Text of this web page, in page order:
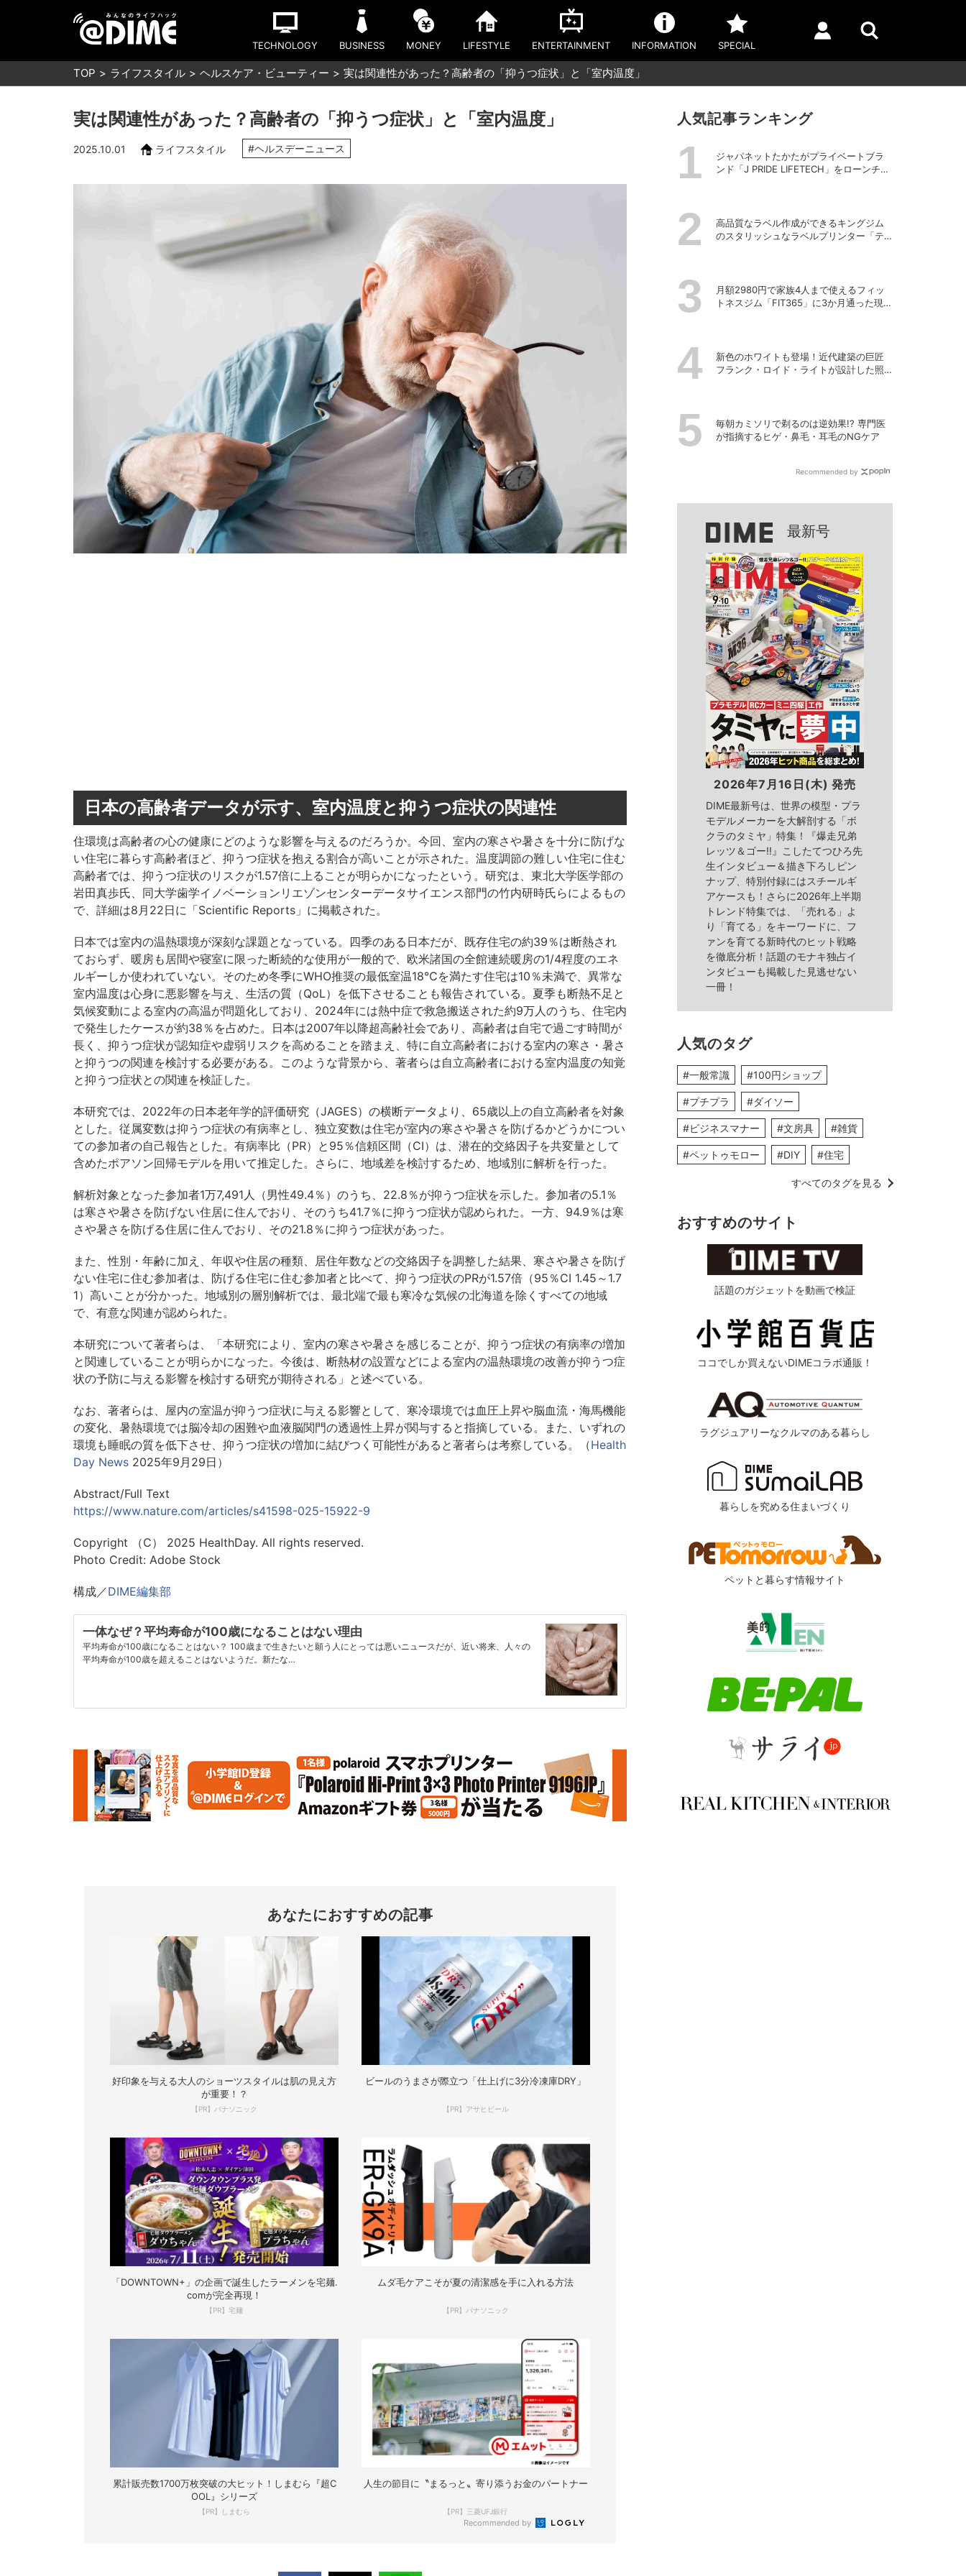
TECHNOLOGY BUSINESS MONEY LIFESTYLE ENTERTAINMENT INFORMATION SPECIAL
TOP ライフスタイル ヘルスケア・ビューティー 実は関連性があった？高齢者の「抑うつ症状」と「室内温度」
実は関連性があった？高齢者の「抑うつ症状」と「室内温度」
2025.10.01 ライフスタイル #ヘルスデーニュース
日本の高齢者データが示す、室内温度と抑うつ症状の関連性
住環境は高齢者の心の健康にどのような影響を与えるのだろうか。今回、室内の寒さや暑さを十分に防げな
い住宅に暮らす高齢者ほど、抑うつ症状を抱える割合が高いことが示された。温度調節の難しい住宅に住む
高齢者では、抑うつ症状のリスクが1.57倍に上ることが明らかになったという。研究は、東北大学医学部の
岩田真歩氏、同大学歯学イノベーションリエゾンセンターデータサイエンス部門の竹内研時氏らによるもの
で、詳細は8月22日に「Scientific Reports」に掲載された。
日本では室内の温熱環境が深刻な課題となっている。四季のある日本だが、既存住宅の約39％は断熱され
ておらず、暖房も居間や寝室に限った断続的な使用が一般的で、欧米諸国の全館連続暖房の1/4程度のエネ
ルギーしか使われていない。そのため冬季にWHO推奨の最低室温18℃を満たす住宅は10％未満で、異常な
室内温度は心身に悪影響を与え、生活の質（QoL）を低下させることも報告されている。夏季も断熱不足と
気候変動による室内の高温が問題化しており、2024年には熱中症で救急搬送された約9万人のうち、住宅内
で発生したケースが約38％を占めた。日本は2007年以降超高齢社会であり、高齢者は自宅で過ごす時間が
長く、抑うつ症状が認知症や虚弱リスクを高めることを踏まえ、特に自立高齢者における室内の寒さ・暑さ
と抑うつの関連を検討する必要がある。このような背景から、著者らは自立高齢者における室内温度の知覚
と抑うつ症状との関連を検証した。
本研究では、2022年の日本老年学的評価研究（JAGES）の横断データより、65歳以上の自立高齢者を対象
とした。従属変数は抑うつ症状の有病率とし、独立変数は住宅が室内の寒さや暑さを防げるかどうかについ
ての参加者の自己報告とした。有病率比（PR）と95％信頼区間（CI）は、潜在的交絡因子を共変量として
含めたポアソン回帰モデルを用いて推定した。さらに、地域差を検討するため、地域別に解析を行った。
解析対象となった参加者1万7,491人（男性49.4％）のうち、22.8％が抑うつ症状を示した。参加者の5.1％
は寒さや暑さを防げない住居に住んでおり、そのうち41.7％に抑うつ症状が認められた。一方、94.9％は寒
さや暑さを防げる住居に住んでおり、その21.8％に抑うつ症状があった。
また、性別・年齢に加え、年収や住居の種類、居住年数などの交絡因子を調整した結果、寒さや暑さを防げ
ない住宅に住む参加者は、防げる住宅に住む参加者と比べて、抑うつ症状のPRが1.57倍（95％CI 1.45～1.7
1）高いことが分かった。地域別の層別解析では、最北端で最も寒冷な気候の北海道を除くすべての地域
で、有意な関連が認められた。
本研究について著者らは、「本研究により、室内の寒さや暑さを感じることが、抑うつ症状の有病率の増加
と関連していることが明らかになった。今後は、断熱材の設置などによる室内の温熱環境の改善が抑うつ症
状の予防に与える影響を検討する研究が期待される」と述べている。
なお、著者らは、屋内の室温が抑うつ症状に与える影響として、寒冷環境では血圧上昇や脳血流・海馬機能
の変化、暑熱環境では脳冷却の困難や血液脳関門の透過性上昇が関与すると指摘している。また、いずれの
環境も睡眠の質を低下させ、抑うつ症状の増加に結びつく可能性があると著者らは考察している。（Health
Day News 2025年9月29日）
Abstract/Full Text
https://www.nature.com/articles/s41598-025-15922-9
Copyright （C） 2025 HealthDay. All rights reserved.
Photo Credit: Adobe Stock
構成／DIME編集部
一体なぜ？平均寿命が100歳になることはない理由
平均寿命が100歳になることはない？ 100歳まで生きたいと願う人にとっては悪いニュースだが、近い将来、人々の
平均寿命が100歳を超えることはないようだ。新たな…
あなたにおすすめの記事
好印象を与える大人のショーツスタイルは肌の見え方
が重要！？
【PR】パナソニック
ビールのうまさが際立つ「仕上げに3分冷凍庫DRY」
【PR】アサヒビール
「DOWNTOWN+」の企画で誕生したラーメンを宅麺.
comが完全再現！
【PR】宅麺
ムダ毛ケアこそが夏の清潔感を手に入れる方法
【PR】パナソニック
累計販売数1700万枚突破の大ヒット！しまむら『超C
OOL』シリーズ
【PR】しまむら
人生の節目に〝まるっと〟寄り添うお金のパートナー
【PR】三菱UFJ銀行
Recommended by
人気記事ランキング
ジャパネットたかたがプライベートブラ
ンド「J PRIDE LIFETECH」をローンチ、
高品質なラベル作成ができるキングジム
のスタリッシュなラベルプリンター「テ
月額2980円で家族4人まで使えるフィッ
トネスジム「FIT365」に3か月通った現在
新色のホワイトも登場！近代建築の巨匠
フランク・ロイド・ライトが設計した照
毎朝カミソリで剃るのは逆効果!? 専門医
が指摘するヒゲ・鼻毛・耳毛のNGケア
Recommended by
最新号
2026年7月16日(木) 発売
DIME最新号は、世界の模型・プラ
モデルメーカーを大解剖する「ボ
クラのタミヤ」特集！『爆走兄弟
レッツ＆ゴー!!』こしたてつひろ先
生インタビュー＆描き下ろしピン
ナップ、特別付録にはスチールギ
アケースも！さらに2026年上半期
トレンド特集では、「売れる」よ
り「育てる」をキーワードに、フ
ァンを育てる新時代のヒット戦略
を徹底分析！話題のモナキ独占イ
ンタビューも掲載した見逃せない
一冊！
人気のタグ
#一般常識 #100円ショップ
#プチプラ #ダイソー
#ビジネスマナー #文房具 #雑貨
#ペットゥモロー #DIY #住宅
すべてのタグを見る
おすすめのサイト
話題のガジェットを動画で検証
ココでしか買えないDIMEコラボ通販！
ラグジュアリーなクルマのある暮らし
暮らしを究める住まいづくり
ペットと暮らす情報サイト